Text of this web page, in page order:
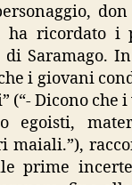
ricordato i
Saramago.
i giovani
(“- Dicono che
egoisti,
maiali.”),
prime